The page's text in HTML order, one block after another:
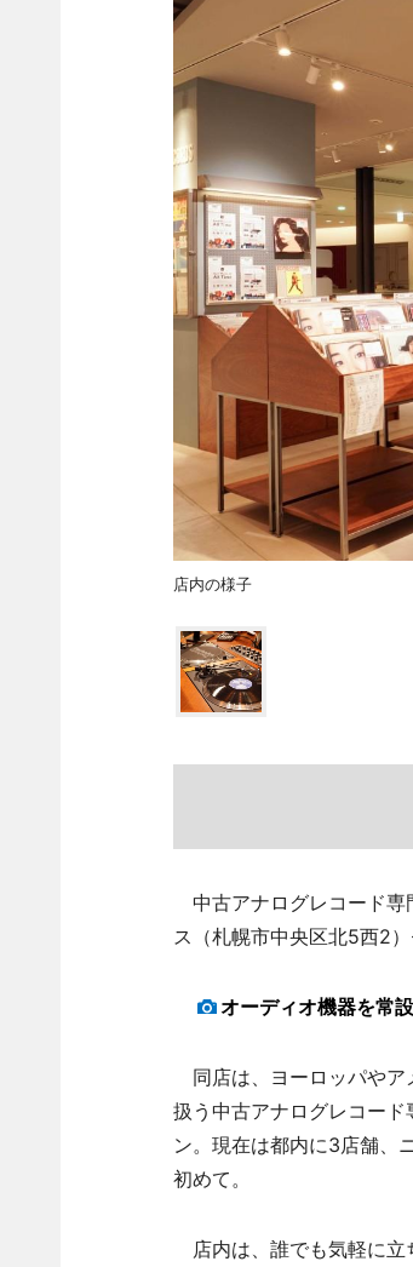
店内の様子
中古アナログレコード専
ス（札幌市中央区北5西2
オーディオ機器を常設
同店は、ヨーロッパやア
扱う中古アナログレコー
ン。現在は都内に3店舗、
初めて。
店内は、誰でも気軽に立